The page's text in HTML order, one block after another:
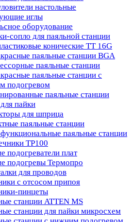
настольные
иглы
оборудование
сопло для паяльной станции
конические TT 16G
паяльные станции BGA
паяльные станции
паяльные станции с
подогревом
паяльные станции
пайки
для шприца
паяльные станции
паяльные станции
TP100
подогреватели плат
подогревы Термопро
для проводов
с отсосом припоя
пинцеты
станции ATTEN MS
станции для пайки микросхем